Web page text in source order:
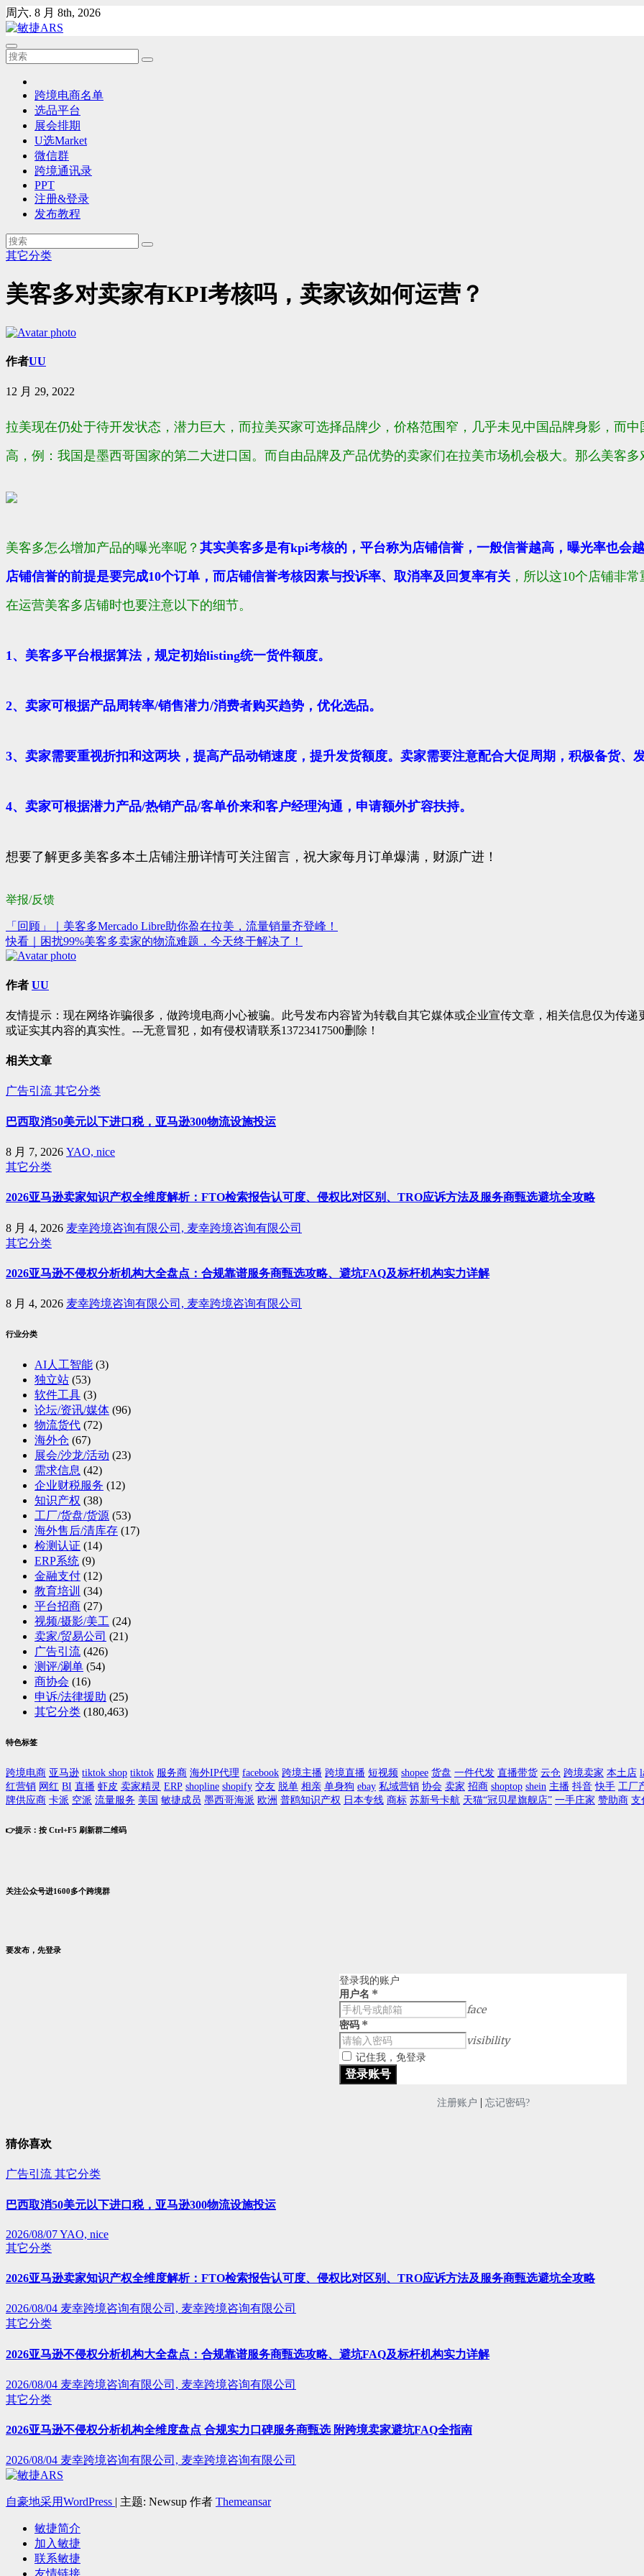
Skip
to
content
周六. 8 月 8th, 2026
跨境电商名单
选品平台
展会排期
U选Market
微信群
跨境通讯录
PPT
注册&登录
发布教程
其它分类
美客多对卖家有KPI考核吗，卖家该如何运营？
作者UU
12 月 29, 2022
拉美现在仍处于待开发状态，潜力巨大，而拉美买家可选择品牌少，价格范围窄，几乎未见中国品牌身影，而
高，例：我国是墨西哥国家的第二大进口国。而自由品牌及产品优势的卖家们在拉美市场机会极大。 那么美客多
美客多怎么增加产品的曝光率呢？ 其实美客多是有kpi考核的，平台称为店铺信誉，一般信誉越高，曝光率也会
店铺信誉的前提是要完成10个订单 ，而店铺信誉考核因素与投诉率、 取消率及 回复率有关 ，所以这10个店铺非
在运营美客多店铺时也要注意以下的细节。
1、 美客多平台根据算法，规定初始listing统一货件额度。
2、卖家可根据产品周转率/销售潜力/消费者购买趋势，优化选品。
3、卖家需要重视折扣和这两块，提高产品动销速度，提升发货额度。卖家需要注意配合大促周期，积极备货、
4、卖家可根据潜力产品/热销产品/客单价来和客户经理沟通，申请额外扩容扶持。
想要了解更多美客多本土店铺注册详情可关注留言，祝大家每月订单爆满，财源广进！
举报/反馈
文
章
导
「回顾」｜美客多Mercado Libre助你盈在拉美，流量销量齐登峰！
快看｜困扰99%美客多卖家的物流难题，今天终于解决了！
作者 UU
友情提示：现在网络诈骗很多，做跨境电商小心被骗。此号发布内容皆为转载自其它媒体或企业宣传文章，相关信息仅为传
或证实其内容的真实性。---无意冒犯，如有侵权请联系13723417500删除！
相关文章
广告引流 其它分类
巴西取消50美元以下进口税，亚马逊300物流设施投运
8 月 7, 2026 YAO, nice
其它分类
2026亚马逊卖家知识产权全维度解析：FTO检索报告认可度、侵权比对区别、TRO应诉方法及服务商甄选避坑全攻略
8 月 4, 2026 麦幸跨境咨询有限公司, 麦幸跨境咨询有限公司
其它分类
2026亚马逊不侵权分析机构大全盘点：合规靠谱服务商甄选攻略、避坑FAQ及标杆机构实力详解
8 月 4, 2026 麦幸跨境咨询有限公司, 麦幸跨境咨询有限公司
行业分类
AI人工智能 (3)
独立站 (53)
软件工具 (3)
论坛/资讯/媒体 (96)
物流货代 (72)
海外仓 (67)
展会/沙龙/活动 (23)
需求信息 (42)
企业财税服务 (12)
知识产权 (38)
工厂/货盘/货源 (53)
海外售后/清库存 (17)
检测认证 (14)
ERP系统 (9)
金融支付 (12)
教育培训 (34)
平台招商 (27)
视频/摄影/美工 (24)
卖家/贸易公司 (21)
广告引流 (426)
测评/涮单 (54)
商协会 (16)
申诉/法律援助 (25)
其它分类 (180,463)
特色标签
跨境电商 亚马逊 tiktok shop tiktok 服务商 海外IP代理 facebook 跨境主播 跨境直播 短视频 shopee 货盘 一件代发 直播带货 云仓 跨境卖家 本土店
红营销 网红 BI 直播 虾皮 卖家精灵 ERP shopline shopify 交友 脱单 相亲 单身狗 ebay 私域营销 协会 卖家 招商 shoptop shein 主播 抖音 快手 工厂
牌供应商 卡派 空派 流量服务 美国 敏捷成员 墨西哥海派 欧洲 普鸥知识产权 日本专线 商标 苏新号卡航 天猫“冠贝星旗舰店” 一手庄家 赞助商 支
👉提示：按 Ctrl+F5 刷新群二维码
关注公众号进1600多个跨境群
要发布，先登录
登录我的账户
用户名 *
face
密码 *
visibility
记住我，免登录
注册账户 | 忘记密码?
猜你喜欢
广告引流 其它分类
巴西取消50美元以下进口税，亚马逊300物流设施投运
2026/08/07YAO, nice
其它分类
2026亚马逊卖家知识产权全维度解析：FTO检索报告认可度、侵权比对区别、TRO应诉方法及服务商甄选避坑全攻略
2026/08/04 麦幸跨境咨询有限公司, 麦幸跨境咨询有限公司
其它分类
2026亚马逊不侵权分析机构大全盘点：合规靠谱服务商甄选攻略、避坑FAQ及标杆机构实力详解
2026/08/04 麦幸跨境咨询有限公司, 麦幸跨境咨询有限公司
其它分类
2026亚马逊不侵权分析机构全维度盘点 合规实力口碑服务商甄选 附跨境卖家避坑FAQ全指南
2026/08/04 麦幸跨境咨询有限公司, 麦幸跨境咨询有限公司
自豪地采用WordPress | 主题: Newsup 作者 Themeansar
敏捷简介
加入敏捷
联系敏捷